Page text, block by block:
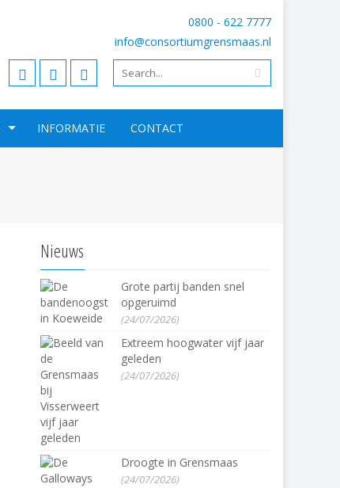
0800 - 622 7777
info@consortiumgrensmaas.nl
INFORMATIE CONTACT
Nieuws
Grote partij banden snel
opgeruimd
(24/07/2026)
Extreem hoogwater vijf jaar
geleden
(24/07/2026)
Droogte in Grensmaas
(24/07/2026)